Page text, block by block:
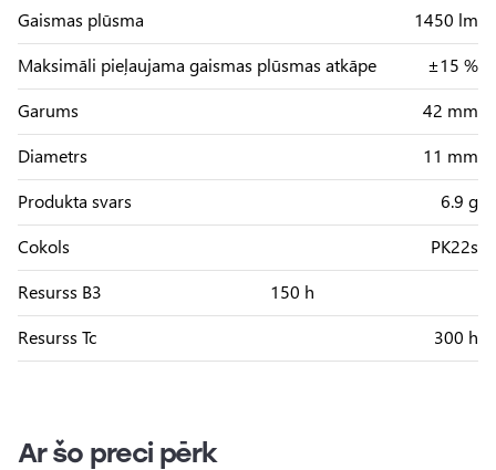
Gaismas plūsma
1450 lm
Maksimāli pieļaujama gaismas plūsmas atkāpe
±15 %
Garums
42 mm
Diametrs
11 mm
Produkta svars
6.9 g
Cokols
PK22s
Resurss B3
150 h
Resurss Tc
300 h
Ar šo preci pērk